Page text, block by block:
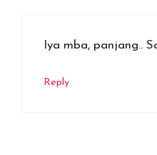
Iya mba, panjang..
Reply